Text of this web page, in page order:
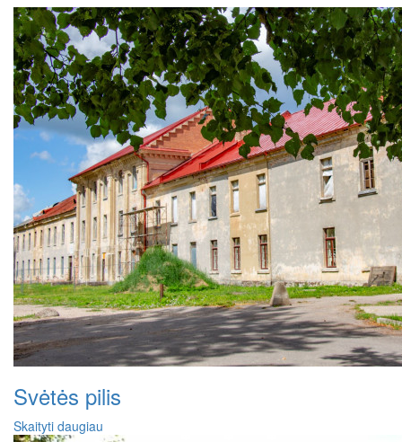
Svėtės pilis
Skaityti daugiau